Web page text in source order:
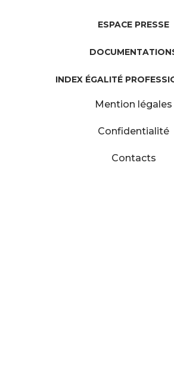
ESPACE PRESSE
INDEX ÉGALITÉ
Mention légales
Confidentialité
Contacts